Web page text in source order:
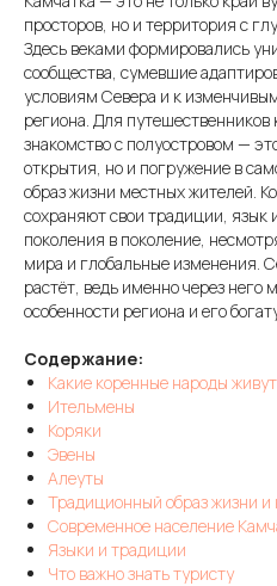
просторов, но и территория с
Здесь веками формировались
сообщества, сумевшие
условиям Севера и к
региона. Для
знакомство с полуостровом —
открытия, но и погружение в
образ жизни местных жителей.
сохраняют свои традиции, язык
поколения в поколение,
мира и глобальные изменения.
растёт, ведь именно через него
особенности региона и его
Содержание:
Какие коренные народы
Ительмены
Коряки
Эвены
Алеуты
Традиционный образ жизни и
Современное население
Языки и традиции
Что важно знать туристу